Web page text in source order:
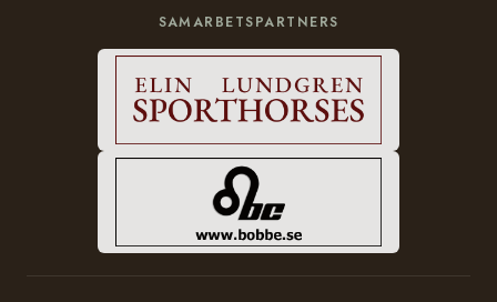
SAMARBETSPARTNERS